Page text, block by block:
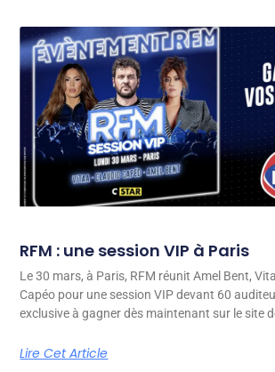
RFM : une session VIP à Paris
Le 30 mars, à Paris, RFM réunit Amel Bent,
Capéo pour une session VIP devant 60
exclusive à gagner dès maintenant sur le site
Lire Cet Article